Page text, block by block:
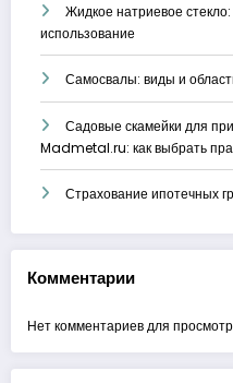
Жидкое натриевое
использование
Самосвалы: виды и
Садовые скамейки для
Madmetal.ru: как выбрать
Страхование ипотечных
Комментарии
Нет комментариев для